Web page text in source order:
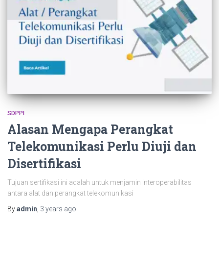
SDPPI
Alasan Mengapa Perangkat
Telekomunikasi Perlu Diuji dan
Disertifikasi
Tujuan sertifikasi ini adalah untuk menjamin interoperabilitas
antara alat dan perangkat telekomunikasi
Byadmin 3 years ago